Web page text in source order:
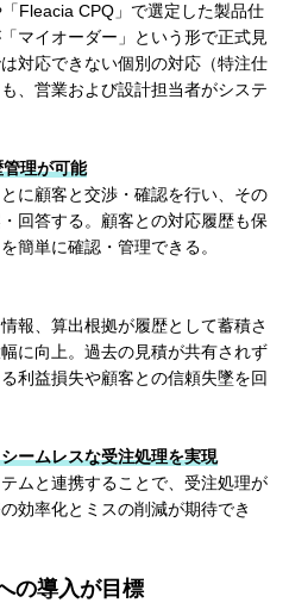
Fleacia CPQ」で選定した製品仕
マイオーダー」という形で正式見
対応できない個別の対応（特注仕
、営業および設計担当者がシステ
理が可能
に顧客と交渉・確認を行い、その
回答する。顧客との対応履歴も保
簡単に確認・管理できる。
報、算出根拠が履歴として蓄積さ
に向上。過去の見積が共有されず
利益損失や顧客との信頼失墜を回
ームレスな受注処理を実現
ムと連携することで、受注処理が
効率化とミスの削減が期待でき
の導入が目標